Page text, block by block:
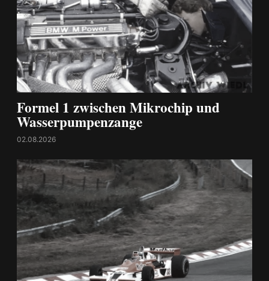
Formel 1 zwischen Mikrochip und
Wasserpumpenzange
02.08.2026